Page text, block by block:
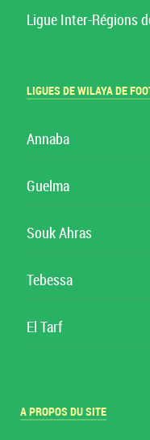
Ligue Inter-Régions
LIGUES DE WILAYA DE
Annaba
Guelma
Souk Ahras
Tebessa
El Tarf
A PROPOS DU SITE